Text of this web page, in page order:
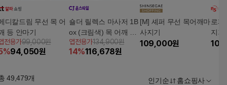
디칼드림 무선 목 어
등 안마기
전용가99,000원
%94,050원
숄더 릴렉스 마사저 1B
ox (크림색) 목 어깨 등
골반 전신 셀프 효도손
안마기
앱전용가134,900원
14%116,678원
[M] 셰퍼 무선 목어깨마
사지기
109,000원
로페
지기
쿠폰
49,479개 인기순 홈쇼핑사